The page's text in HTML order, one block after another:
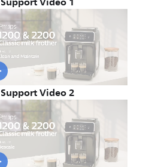
Support Video 2